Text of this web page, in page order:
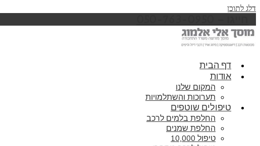
דלג לתוכן
דף הבית
אודות
המקום שלנו
תערוכות והשתלמויות
טיפולים שוטפים
החלפת בלמים לרכב
החלפת שמנים
טיפול 10,000